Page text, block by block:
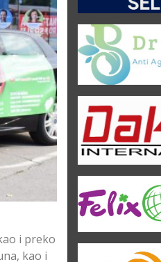
i preko
kao i